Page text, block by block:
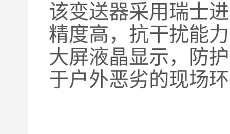
该变送器采用瑞士
精度高，抗干扰能
大屏液晶显示，防
于户外恶劣的现场